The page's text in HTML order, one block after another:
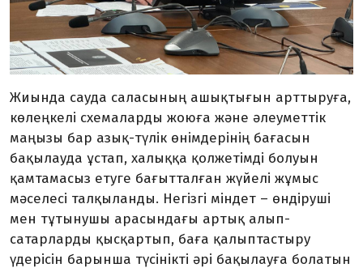
Жиында сауда саласының ашықтығын арттыруға,
көлеңкелі схемаларды жоюға және әлеуметтік
маңызы бар азық-түлік өнімдерінің бағасын
бақылауда ұстап, халыққа қолжетімді болуын
қамтамасыз етуге бағытталған жүйелі жұмыс
мәселесі талқыланды. Негізгі міндет – өндіруші
мен тұтынушы арасындағы артық алып-
сатарларды қысқартып, баға қалыптастыру
үдерісін барынша түсінікті әрі бақылауға болатын